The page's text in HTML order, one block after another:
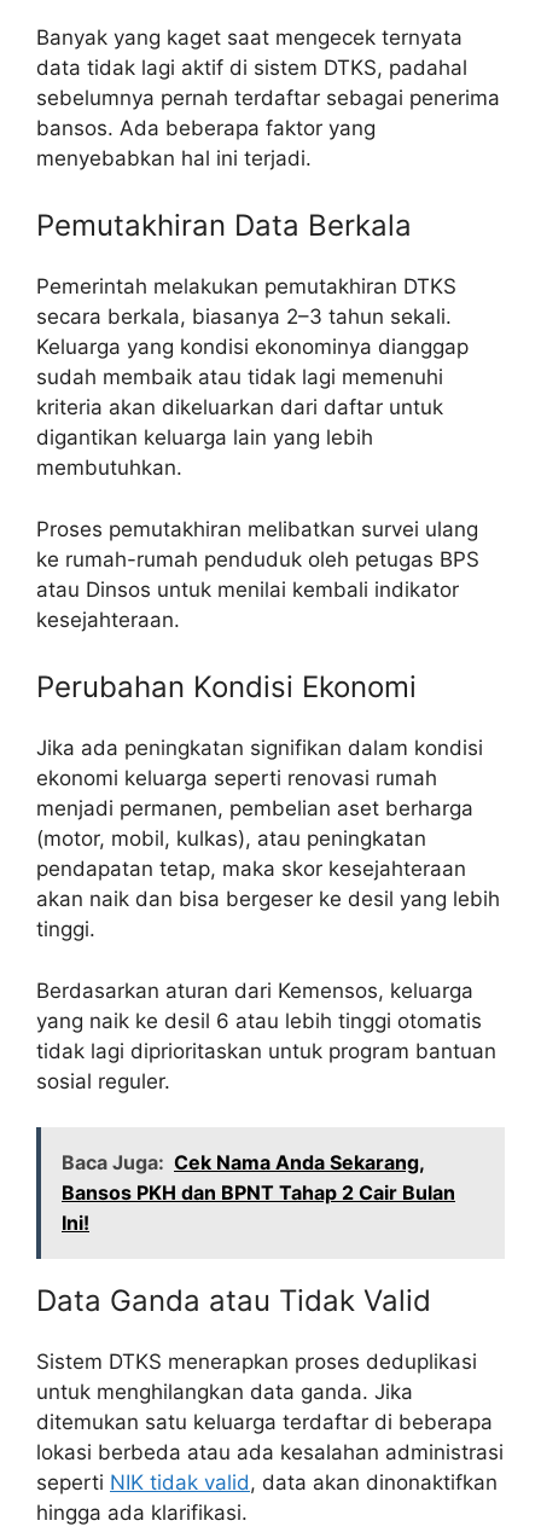
Banyak yang kaget saat mengecek ternyata
data tidak lagi aktif di sistem DTKS, padahal
sebelumnya pernah terdaftar sebagai penerima
bansos. Ada beberapa faktor yang
menyebabkan hal ini terjadi.
Pemutakhiran Data Berkala
Pemerintah melakukan pemutakhiran DTKS
secara berkala, biasanya 2–3 tahun sekali.
Keluarga yang kondisi ekonominya dianggap
sudah membaik atau tidak lagi memenuhi
kriteria akan dikeluarkan dari daftar untuk
digantikan keluarga lain yang lebih
membutuhkan.
Proses pemutakhiran melibatkan survei ulang
ke rumah-rumah penduduk oleh petugas BPS
atau Dinsos untuk menilai kembali indikator
kesejahteraan.
Perubahan Kondisi Ekonomi
Jika ada peningkatan signifikan dalam kondisi
ekonomi keluarga seperti renovasi rumah
menjadi permanen, pembelian aset berharga
(motor, mobil, kulkas), atau peningkatan
pendapatan tetap, maka skor kesejahteraan
akan naik dan bisa bergeser ke desil yang lebih
tinggi.
Berdasarkan aturan dari Kemensos, keluarga
yang naik ke desil 6 atau lebih tinggi otomatis
tidak lagi diprioritaskan untuk program bantuan
sosial reguler.
Baca Juga: Cek Nama Anda Sekarang,
Bansos PKH dan BPNT Tahap 2 Cair Bulan
Ini!
Data Ganda atau Tidak Valid
Sistem DTKS menerapkan proses deduplikasi
untuk menghilangkan data ganda. Jika
ditemukan satu keluarga terdaftar di beberapa
lokasi berbeda atau ada kesalahan administrasi
seperti NIK tidak valid, data akan dinonaktifkan
hingga ada klarifikasi.